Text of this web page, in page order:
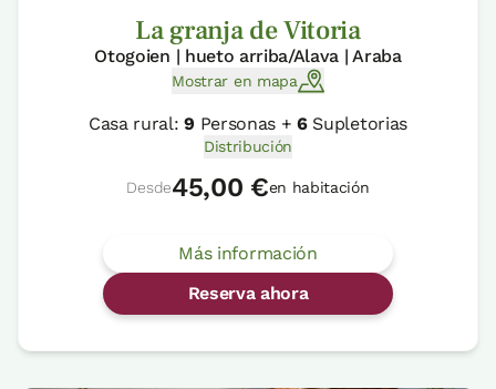
La granja de Vitoria
Otogoien | hueto arriba/Alava | Araba
Mostrar en mapa
Casa rural:9 Personas +6Supletorias
Distribución
Desde45,00 €en habitación
Más información
Reserva ahora